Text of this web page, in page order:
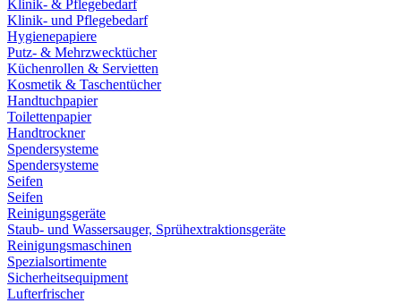
Klinik- & Pflegebedarf
Klinik- und Pflegebedarf
Hygienepapiere
Putz- & Mehrzwecktücher
Küchenrollen & Servietten
Kosmetik & Taschentücher
Handtuchpapier
Toilettenpapier
Handtrockner
Spendersysteme
Spendersysteme
Seifen
Seifen
Reinigungsgeräte
Staub- und Wassersauger, Sprühextraktionsgeräte
Reinigungsmaschinen
Spezialsortimente
Sicherheitsequipment
Lufterfrischer